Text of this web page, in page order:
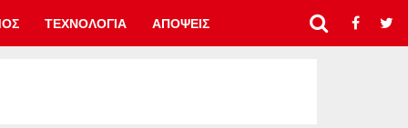
ΤΕΧΝΟΛΟΓΙΑ ΑΠΟΨΕΙΣ